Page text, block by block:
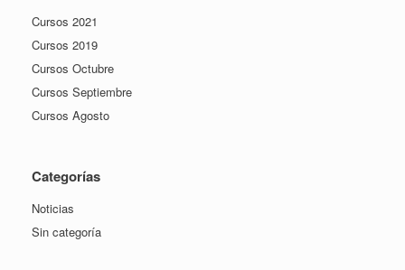
Cursos 2021
Cursos 2019
Cursos Octubre
Cursos Septiembre
Cursos Agosto
Categorías
Noticias
Sin categoría